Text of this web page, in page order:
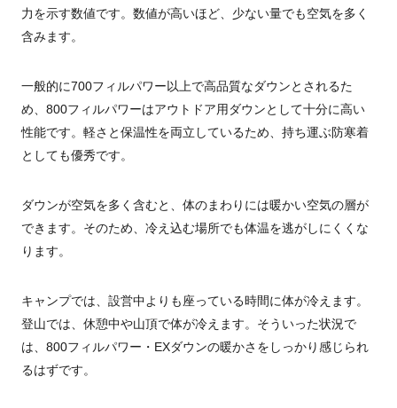
力を示す数値です。数値が高いほど、少ない量でも空気を多く
含みます。
一般的に700フィルパワー以上で高品質なダウンとされるた
め、800フィルパワーはアウトドア用ダウンとして十分に高い
性能です。軽さと保温性を両立しているため、持ち運ぶ防寒着
としても優秀です。
ダウンが空気を多く含むと、体のまわりには暖かい空気の層が
できます。そのため、冷え込む場所でも体温を逃がしにくくな
ります。
キャンプでは、設営中よりも座っている時間に体が冷えます。
登山では、休憩中や山頂で体が冷えます。そういった状況で
は、800フィルパワー・EXダウンの暖かさをしっかり感じられ
るはずです。